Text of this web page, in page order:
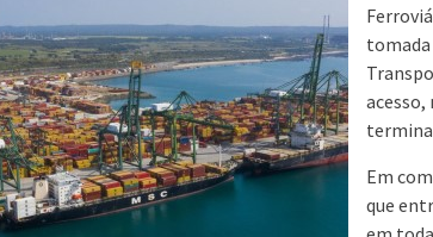
tomada
acesso,
Em
que